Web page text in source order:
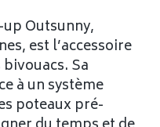
Outsunny,
est l’accessoire
Sa
à un système
poteaux pré-